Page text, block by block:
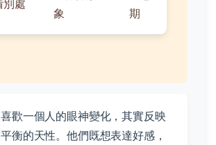
別處
象
期
歡一個人的眼神變化，其實反映
衡的天性。他們既想表達好感，